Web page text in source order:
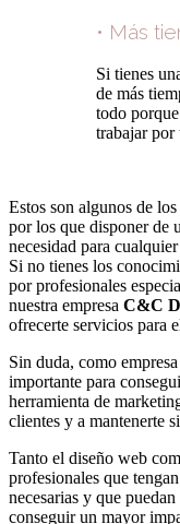
• Más
Si tienes
de más
todo
trabajar por
Estos son algunos de
por los que disponer de
necesidad para
Si no tienes los
por profesionales
nuestra empresa C&C
ofrecerte servicios para
Sin duda, como
importante para
herramienta de
clientes y a mantenerte
Tanto el diseño web
profesionales que
necesarias y que
conseguir un mayor